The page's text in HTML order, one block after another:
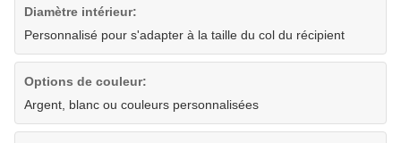
Diamètre intérieur:
Personnalisé pour s'adapter à la taille du col du récipient
Options de couleur:
Argent, blanc ou couleurs personnalisées